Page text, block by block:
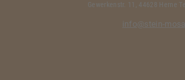
Gewerkenstr. 11, 44628 Herne
info@stein-